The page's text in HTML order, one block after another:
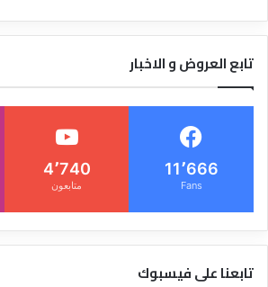
تابع العروض و الاخبار
11٬666
Fans
4٬740
متابعون
تابعنا على فيسبوك